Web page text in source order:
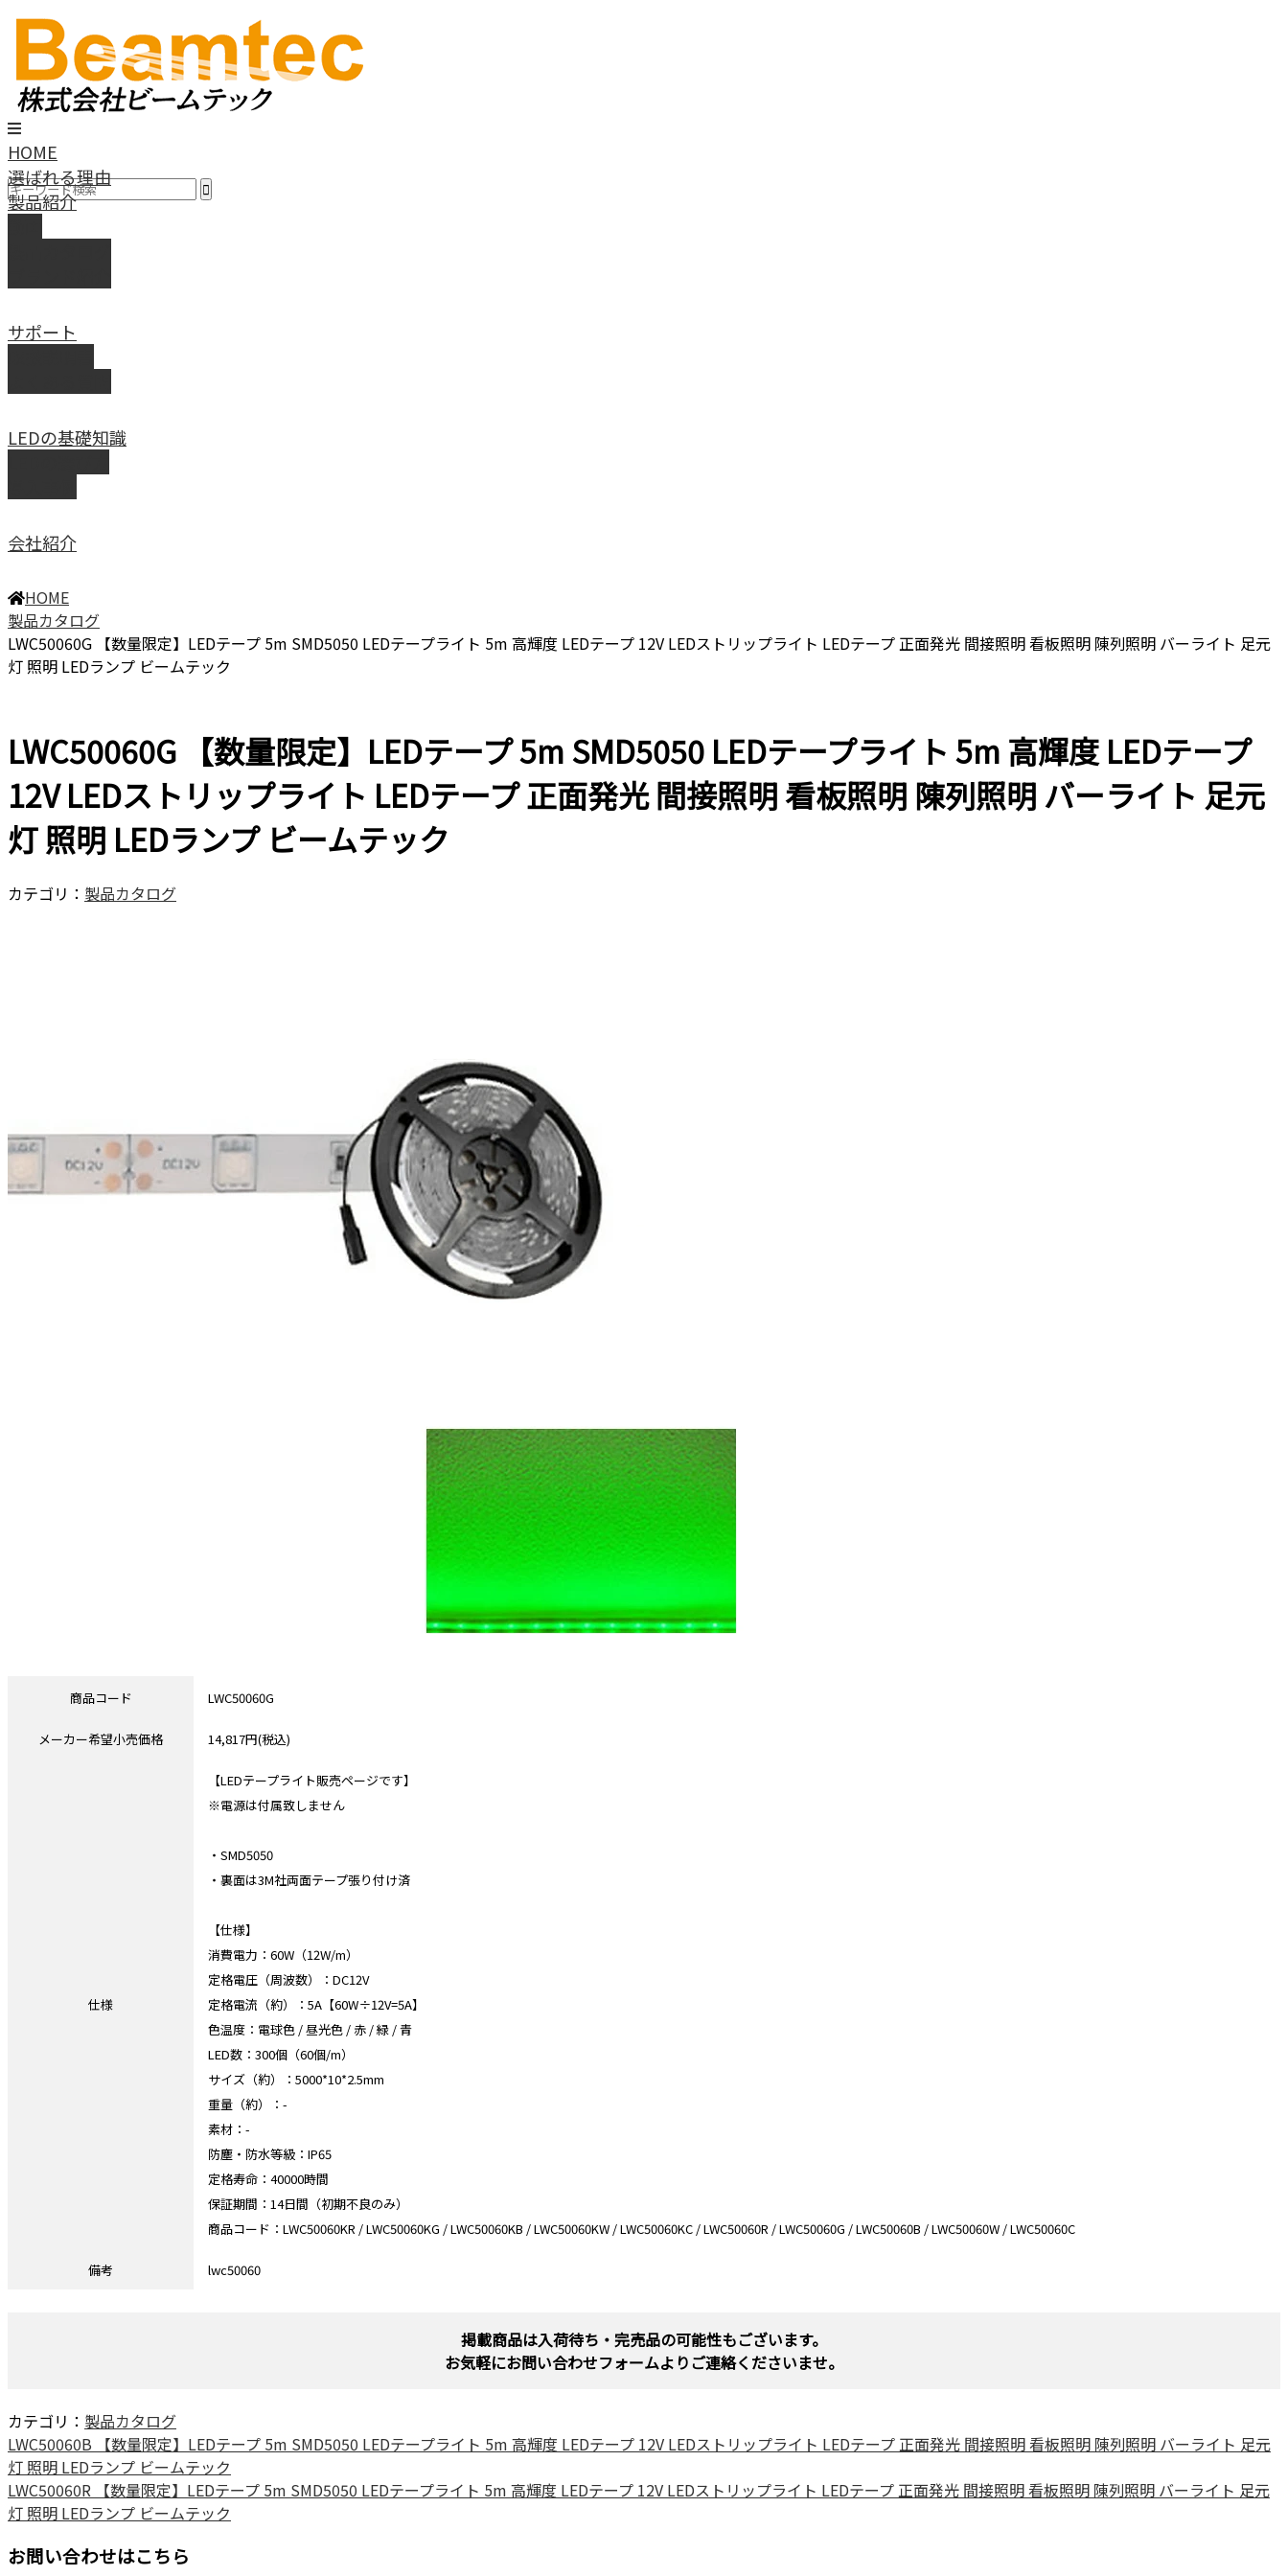
HOME
選ばれる理由
製品紹介
サポート
LEDの基礎知識
会社紹介
HOME
製品カタログ
LWC50060G 【数量限定】LEDテープ 5m SMD5050 LEDテープライト 5m 高輝度 LEDテープ 12V LEDストリップライト LEDテープ 正面発光 間接照明 看板照明 陳列照明 バーライト 足元
灯 照明 LEDランプ ビームテック
LWC50060G 【数量限定】LEDテープ 5m SMD5050 LEDテープライト 5m 高輝度 LEDテープ
12V LEDストリップライト LEDテープ 正面発光 間接照明 看板照明 陳列照明 バーライト 足元
灯 照明 LEDランプ ビームテック
カテゴリ： 製品カタログ
商品コード LWC50060G
メーカー希望小売価格 14,817円(税込)
仕様
【LEDテープライト販売ページです】
※電源は付属致しません
・SMD5050
・裏面は3M社両面テープ張り付け済
【仕様】
消費電力：60W（12W/m）
定格電圧（周波数）：DC12V
定格電流（約）：5A【60W÷12V=5A】
色温度：電球色 / 昼光色 / 赤 / 緑 / 青
LED数：300個（60個/m）
サイズ（約）：5000*10*2.5mm
重量（約）：-
素材：-
防塵・防水等級：IP65
定格寿命：40000時間
保証期間：14日間（初期不良のみ）
商品コード：LWC50060KR / LWC50060KG / LWC50060KB / LWC50060KW / LWC50060KC / LWC50060R / LWC50060G / LWC50060B / LWC50060W / LWC50060C
備考 lwc50060
掲載商品は入荷待ち・完売品の可能性もございます。
お気軽にお問い合わせフォームよりご連絡くださいませ。
カテゴリ： 製品カタログ
LWC50060B 【数量限定】LEDテープ 5m SMD5050 LEDテープライト 5m 高輝度 LEDテープ 12V LEDストリップライト LEDテープ 正面発光 間接照明 看板照明 陳列照明 バーライト 足元
灯 照明 LEDランプ ビームテック
LWC50060R 【数量限定】LEDテープ 5m SMD5050 LEDテープライト 5m 高輝度 LEDテープ 12V LEDストリップライト LEDテープ 正面発光 間接照明 看板照明 陳列照明 バーライト 足元
灯 照明 LEDランプ ビームテック
お問い合わせはこちら